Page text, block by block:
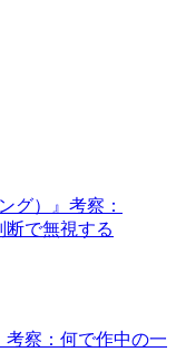
考察：何で作中の一